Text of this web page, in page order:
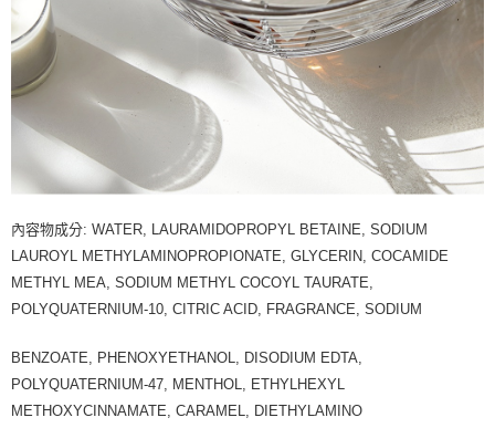
內容物成分: WATER, LAURAMIDOPROPYL BETAINE, SODIUM
LAUROYL METHYLAMINOPROPIONATE, GLYCERIN, COCAMIDE
METHYL MEA, SODIUM METHYL COCOYL TAURATE,
POLYQUATERNIUM-10, CITRIC ACID, FRAGRANCE, SODIUM
BENZOATE, PHENOXYETHANOL, DISODIUM EDTA,
POLYQUATERNIUM-47, MENTHOL, ETHYLHEXYL
METHOXYCINNAMATE, CARAMEL, DIETHYLAMINO